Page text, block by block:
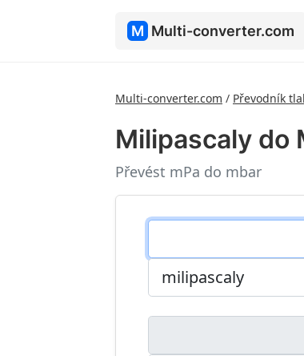
M Multi-converter.com
Multi-converter.com / Převodník
Milipascaly do
Převést mPa do mbar